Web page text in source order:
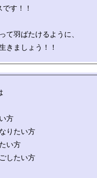
す！！
て羽ばたけるように、
方
りたい方
い方
したい方